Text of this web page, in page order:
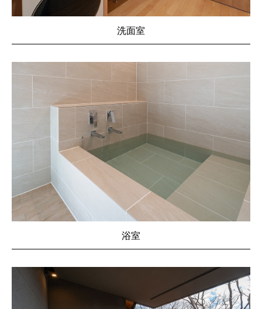
洗面室
浴室